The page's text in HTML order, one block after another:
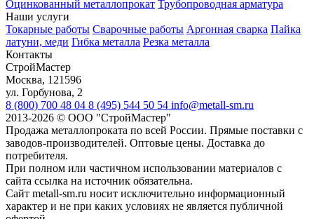
Оцинкованный металлопрокат Трубопроводная арматура
Наши услуги
Токарные работы Сварочные работы Аргонная сварка Пайка
латуни, меди Гибка металла Резка металла
Контакты
СтройМастер
Москва, 121596
ул. Горбунова, 2
8 (800) 700 48 04 8 (495) 544 50 54 info@metall-sm.ru
2013-2026 © ООО "СтройМастер"
Продажа металлопроката по всей России. Прямые поставки с
заводов-производителей. Оптовые цены. Доставка до
потребителя.
При полном или частичном использовании материалов с
сайта ссылка на источник обязательна.
Сайт metall-sm.ru носит исключительно информационный
характер и не при каких условиях не является публичной